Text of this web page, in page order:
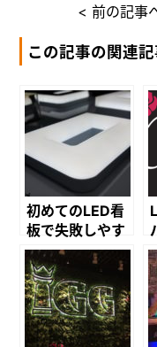
< 前の記事
この記事の関連記
初めてのLED看
板で失敗しやす
いポイントと
は？